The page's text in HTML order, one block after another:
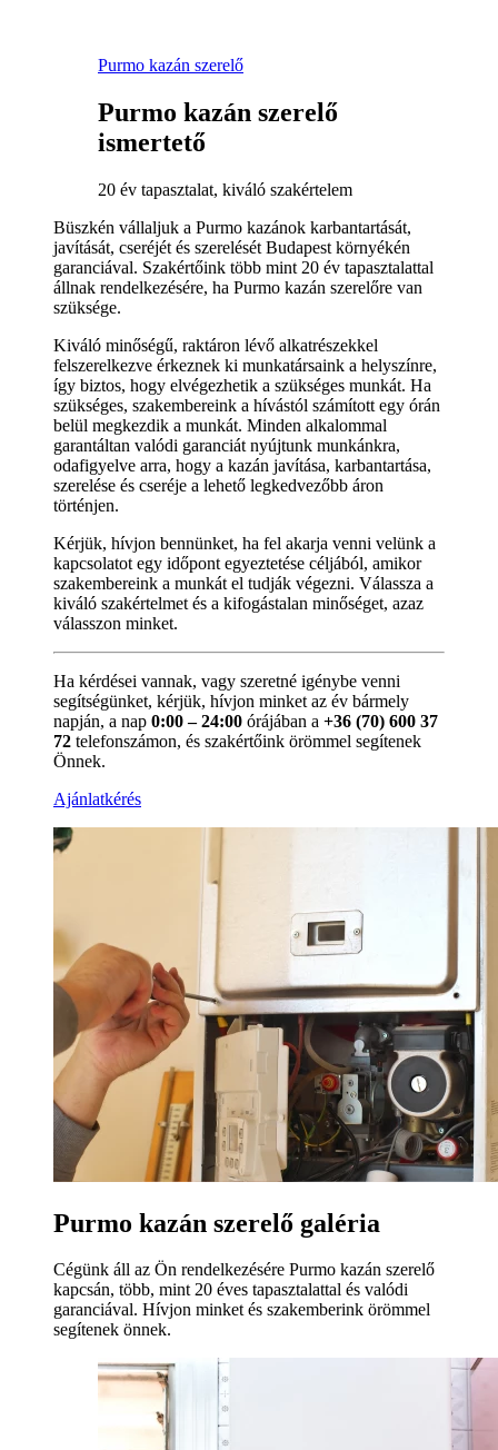
Purmo kazán szerelő
Purmo kazán szerelő
ismertető
20 év tapasztalat, kiváló szakértelem
Büszkén vállaljuk a Purmo kazánok karbantartását,
javítását, cseréjét és szerelését Budapest környékén
garanciával. Szakértőink több mint 20 év tapasztalattal
állnak rendelkezésére, ha Purmo kazán szerelőre van
szüksége.
Kiváló minőségű, raktáron lévő alkatrészekkel
felszerelkezve érkeznek ki munkatársaink a helyszínre,
így biztos, hogy elvégezhetik a szükséges munkát. Ha
szükséges, szakembereink a hívástól számított egy órán
belül megkezdik a munkát. Minden alkalommal
garantáltan valódi garanciát nyújtunk munkánkra,
odafigyelve arra, hogy a kazán javítása, karbantartása,
szerelése és cseréje a lehető legkedvezőbb áron
történjen.
Kérjük, hívjon bennünket, ha fel akarja venni velünk a
kapcsolatot egy időpont egyeztetése céljából, amikor
szakembereink a munkát el tudják végezni. Válassza a
kiváló szakértelmet és a kifogástalan minőséget, azaz
válasszon minket.
Ha kérdései vannak, vagy szeretné igénybe venni
segítségünket, kérjük, hívjon minket az év bármely
napján, a nap 0:00 – 24:00 órájában a +36 (70) 600 37
72 telefonszámon, és szakértőink örömmel segítenek
Önnek.
Ajánlatkérés
Purmo kazán szerelő galéria
Cégünk áll az Ön rendelkezésére Purmo kazán szerelő
kapcsán, több, mint 20 éves tapasztalattal és valódi
garanciával. Hívjon minket és szakemberink örömmel
segítenek önnek.